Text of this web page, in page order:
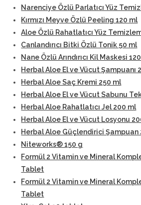
Narenciye Özlü Parlatıcı Yüz
Kırmızı Meyve Özlü Peeling 120 ml
Aloe Özlü Rahatlatıcı Yüz
Canlandırıcı Bitki Özlü Tonik 50 ml
Nane Özlü Arındırıcı Kil Maskesi
Herbal Aloe El ve Vücut Şampuanı
Herbal Aloe Saç Kremi 250 ml
Herbal Aloe El ve Vücut Sabunu
Herbal Aloe Rahatlatıcı Jel 200 ml
Herbal Aloe El ve Vücut Losyonu
Herbal Aloe Güçlendirici Şampuan
Niteworks® 150 g
Formül 2 Vitamin ve Mineral
Tablet
Formül 2 Vitamin ve Mineral
Tablet